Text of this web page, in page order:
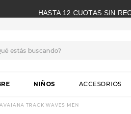
HASTA 12 CUOTAS SIN
NIÑOS ACCESORIOS
TRACK WAVES MEN